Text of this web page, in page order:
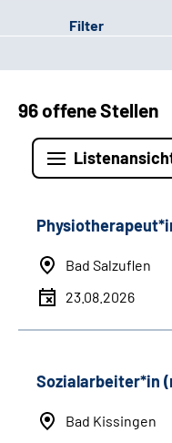
Filter
96 offene Stellen
Bad Salzuflen
23.08.2026
Sozialarbeiter*in
Bad Kissingen